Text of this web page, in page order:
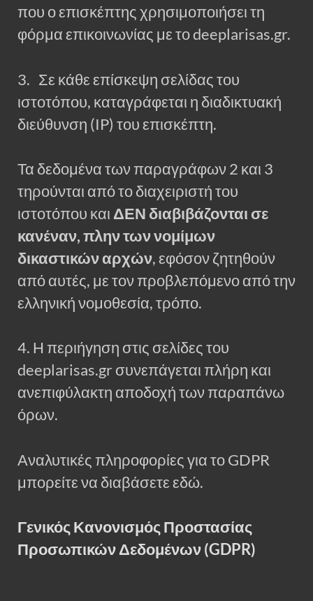
που ο επισκέπτης χρησιμοποιήσει τη
φόρμα επικοινωνίας με το deeplarisas.gr.
3. Σε κάθε επίσκεψη σελίδας του
ιστοτόπου, καταγράφεται η διαδικτυακή
διεύθυνση (IP) του επισκέπτη.
Τα δεδομένα των παραγράφων 2 και 3
τηρούνται από το διαχειριστή του
ιστοτόπου και ΔΕΝ διαβιβάζονται σε
κανέναν, πλην των νομίμων
δικαστικών αρχών, εφόσον ζητηθούν
από αυτές, με τον προβλεπόμενο από την
ελληνική νομοθεσία, τρόπο.
4. Η περιήγηση στις σελίδες του
deeplarisas.gr συνεπάγεται πλήρη και
ανεπιφύλακτη αποδοχή των παραπάνω
όρων.
Αναλυτικές πληροφορίες για το GDPR
μπορείτε να διαβάσετε εδώ.
Γενικός Κανονισμός Προστασίας
Προσωπικών Δεδομένων (GDPR)